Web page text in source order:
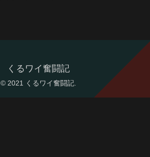
くるワイ奮闘記
© 2021 くるワイ奮闘記.